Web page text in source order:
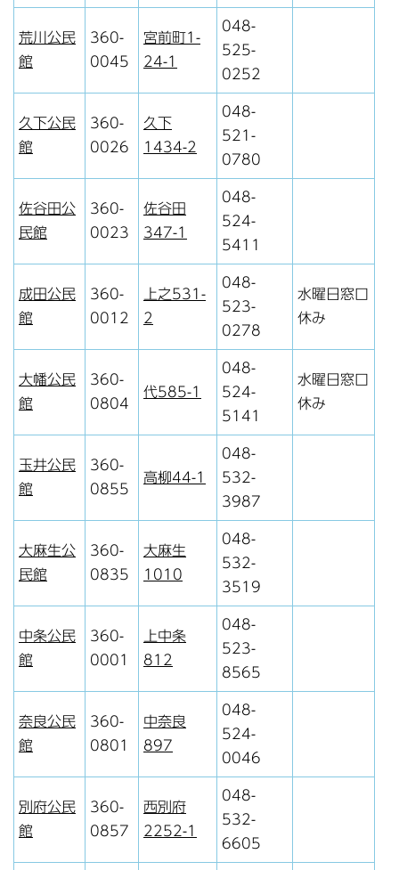
荒川公民
館
360-
0045
宮前町1-
24-1
048-
525-
0252
久下公民
館
360-
0026
久下
1434-2
048-
521-
0780
佐谷田公
民館
360-
0023
佐谷田
347-1
048-
524-
5411
成田公民
館
360-
0012
上之531-
2
048-
523-
0278
水曜日窓口
休み
大幡公民
館
360-
0804
代585-1
048-
524-
5141
水曜日窓口
休み
玉井公民
館
360-
0855
高柳44-1
048-
532-
3987
大麻生公
民館
360-
0835
大麻生
1010
048-
532-
3519
中条公民
館
360-
0001
上中条
812
048-
523-
8565
奈良公民
館
360-
0801
中奈良
897
048-
524-
0046
別府公民
館
360-
0857
西別府
2252-1
048-
532-
6605